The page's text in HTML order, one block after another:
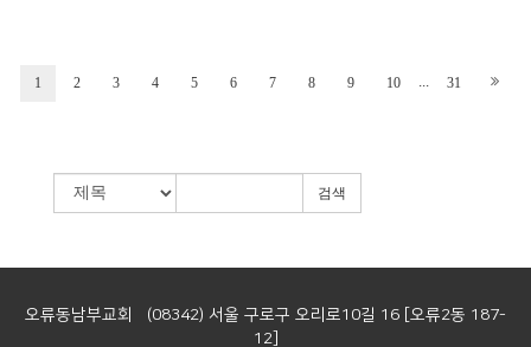
1 2 3 4 5 6 7 8 9 10 ... 31
검색
오류동남부교회 (08342) 서울 구로구 오리로10길 16 [오류2동 187-
12]